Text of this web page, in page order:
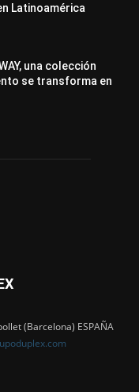
Latinoamérica
una colección
se transforma en
(Barcelona) ESPAÑA